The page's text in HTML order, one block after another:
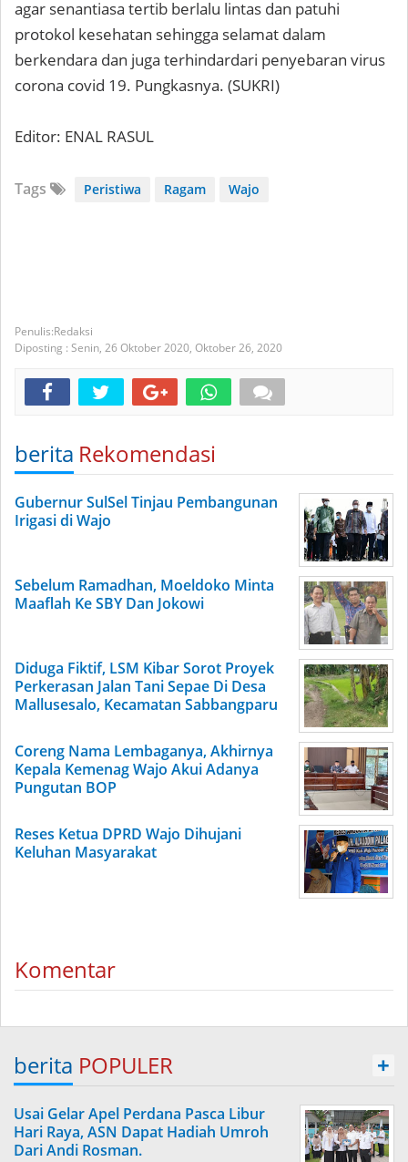
agar senantiasa tertib berlalu lintas dan patuhi
protokol kesehatan sehingga selamat dalam
berkendara dan juga terhindardari penyebaran virus
corona covid 19. Pungkasnya. (SUKRI)
Editor: ENAL RASUL
Tags Peristiwa Ragam Wajo
Redaksi
Diposting : Senin, 26 Oktober 2020, Oktober 26, 2020
berita Rekomendasi
Gubernur SulSel Tinjau Pembangunan
Irigasi di Wajo
Sebelum Ramadhan, Moeldoko Minta
Maaflah Ke SBY Dan Jokowi
Diduga Fiktif, LSM Kibar Sorot Proyek
Perkerasan Jalan Tani Sepae Di Desa
Mallusesalo, Kecamatan Sabbangparu
Coreng Nama Lembaganya, Akhirnya
Kepala Kemenag Wajo Akui Adanya
Pungutan BOP
Reses Ketua DPRD Wajo Dihujani
Keluhan Masyarakat
Komentar
berita POPULER +
Usai Gelar Apel Perdana Pasca Libur
Hari Raya, ASN Dapat Hadiah Umroh
Dari Andi Rosman.